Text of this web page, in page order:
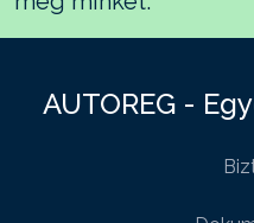
AUTOREG -